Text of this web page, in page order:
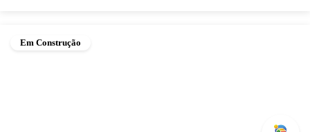
Em Construção